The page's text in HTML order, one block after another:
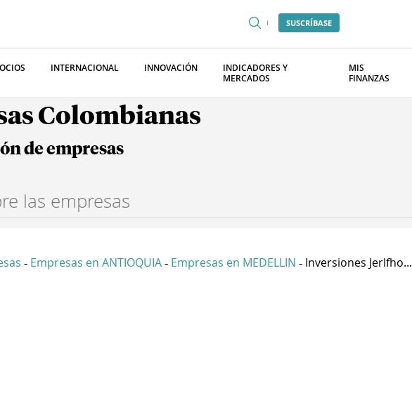
SUSCRÍBASE
INTERNACIONAL INNOVACIÓN
INDICADORES Y
MERCADOS
MIS
FINANZAS
Colombianas
de empresas
- Empresas en ANTIOQUIA - Empresas en MEDELLIN - Inversiones Jerlfho...